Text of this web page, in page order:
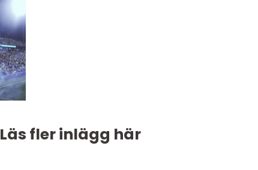
Läs fler inlägg här